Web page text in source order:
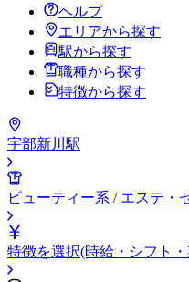
ヘルプ
エリアから探す
駅から探す
職種から探す
特徴から探す
宇部新川駅
ビューティー系 / エステ・
特徴を選択(時給・シフト